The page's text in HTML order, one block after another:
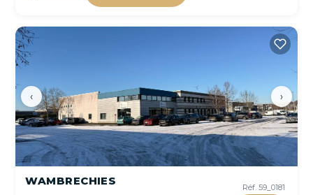
‹ ›
Réf. 59_0181
WAMBRECHIES